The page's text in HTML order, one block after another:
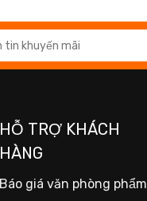
HỖ TRỢ KHÁCH
HÀNG
Báo giá văn phòng phẩm